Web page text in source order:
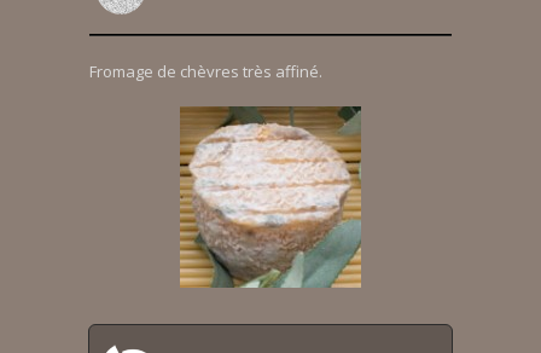
Fromage de chèvres très affiné.